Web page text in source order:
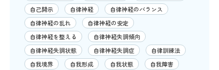
自己開示
自律神経
自律神経のバランス
自律神経の乱れ
自律神経の安定
自律神経を整える
自律神経失調傾向
自律神経失調状態
自律神経失調症
自律訓練法
自我境界
自我形成 自我状態
自我障害